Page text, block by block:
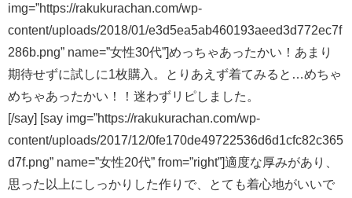
img=”https://rakukurachan.com/wp-
content/uploads/2018/01/e3d5ea5ab460193aeed3d772ec7f
286b.png” name=”女性30代”]めっちゃあったかい！あまり
期待せずに試しに1枚購入。とりあえず着てみると…めちゃ
めちゃあったかい！！迷わずリピしました。
[/say] [say img=”https://rakukurachan.com/wp-
content/uploads/2017/12/0fe170de49722536d6d1cfc82c365
d7f.png” name=”女性20代” from=”right”]適度な厚みがあり、
思った以上にしっかりした作りで、とても着心地がいいで